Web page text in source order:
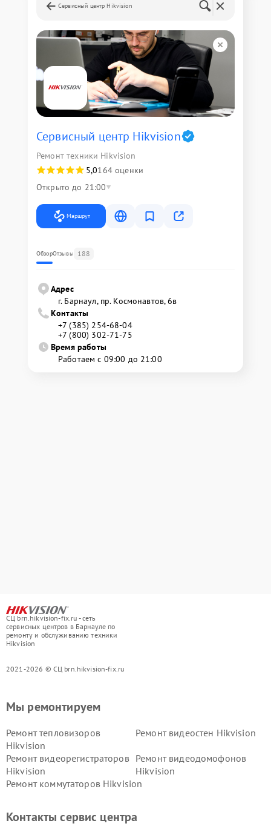
Сервисный центр Hikvision
Сервисный центр Hikvision
Ремонт техники Hikvision
5,0164 оценки
Открыто до 21:00
Маршрут
ОбзорОтзывы 188
Адрес
г. Барнаул, ​пр. Космонавтов, 6в
Контакты
+7 (385) 254-68-04
+7 (800) 302-71-75
Время работы
Работаем с 09:00 до 21:00
СЦ brn.hikvision-fix.ru - сеть
сервисных центров в Барнауле по
ремонту и обслуживанию техники
Hikvision
2021-2026 © СЦ brn.hikvision-fix.ru
Мы ремонтируем
Ремонт тепловизоров
Hikvision
Ремонт видеостен Hikvision
Ремонт видеорегистраторов
Hikvision
Ремонт видеодомофонов
Hikvision
Ремонт коммутаторов Hikvision
Контакты сервис центра